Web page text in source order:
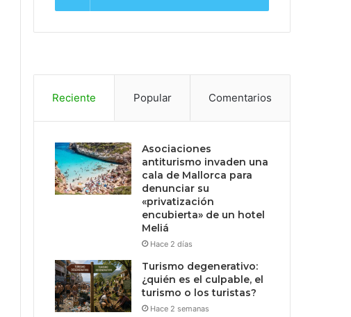
Reciente Popular Comentarios
Asociaciones
antiturismo invaden una
cala de Mallorca para
denunciar su
«privatización
encubierta» de un hotel
Meliá
Hace 2 días
Turismo degenerativo:
¿quién es el culpable, el
turismo o los turistas?
Hace 2 semanas